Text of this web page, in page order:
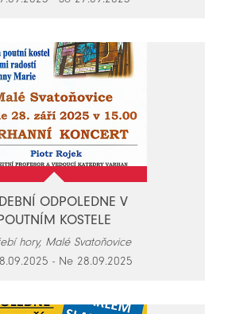
ODPOLEDNE V
KOSTELE
hory, Malé Svatoňovice
- Ne 28.09.2025